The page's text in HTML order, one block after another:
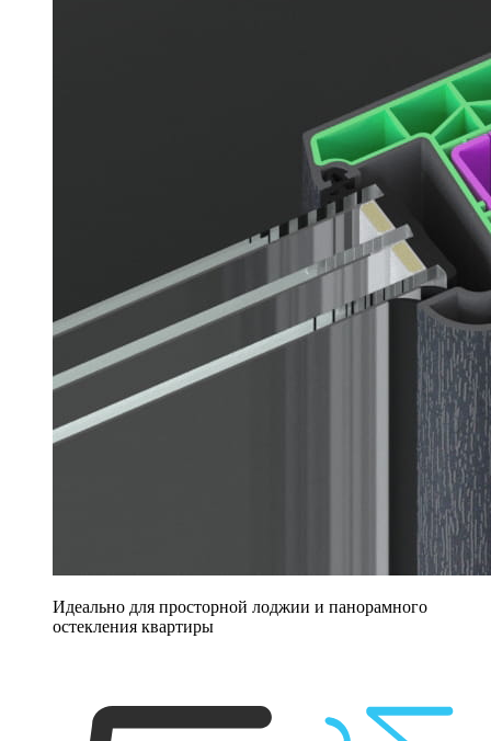
Идеально для просторной лоджии и панорамного
остекления квартиры